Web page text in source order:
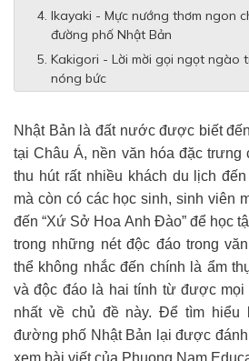
Ikayaki - Mực nướng thơm ngon
đường phố Nhật Bản
Kakigori - Lời mời gọi ngọt ngào
nóng bức
Nhật Bản là đất nước được biết
tại Châu Á, nền văn hóa đặc
thu hút rất nhiều khách du lịch
mà còn có các học sinh, sinh viên
đến “Xứ Sở Hoa Anh Đào” để học
trong những nét độc đáo trong
thể không nhắc đến chính là ẩm
và độc đáo là haitính từ được mọi
nhất về chủ đề này. Để tìm hiểu
đường phố Nhật Bản lại được
xem bài viết của Phuong Nam